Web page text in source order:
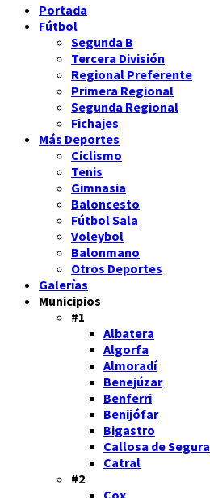
Portada
Fútbol
Segunda B
Tercera División
Regional Preferente
Primera Regional
Segunda Regional
Fichajes
Más Deportes
Ciclismo
Tenis
Gimnasia
Baloncesto
Fútbol Sala
Voleybol
Balonmano
Otros Deportes
Galerías
Municipios
#1
Albatera
Algorfa
Almoradí
Benejúzar
Benferri
Benijófar
Bigastro
Callosa de Segura
Catral
#2
Cox